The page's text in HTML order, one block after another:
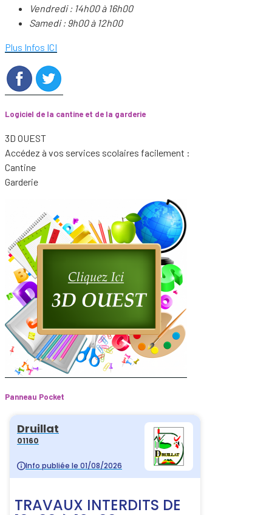
Vendredi : 14h00 à 16h00
Samedi : 9h00 à 12h00
Plus Infos ICI
Logiciel de la cantine et de la garderie
3D OUEST
Accédez à vos services scolaires facilement :
Cantine
Garderie
Panneau Pocket